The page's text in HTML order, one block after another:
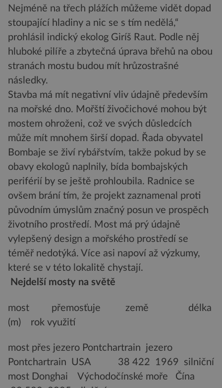
Nejméně na třech plážích můžeme vidět dopad
stoupající hladiny a nic se s tím nedělá,“
prohlásil indický ekolog Giríš Raut. Podle něj
hluboké pilíře a zbytečná úprava břehů na obou
stranách mostu budou mít hrůzostrašné
následky.
Stavba má mít negativní vliv údajně především
na mořské dno. Mořští živočichové mohou být
mostem ohroženi, což ve svých důsledcích
může mít mnohem širší dopad. Řada obyvatel
Bombaje se živí rybářstvím, takže pokud by se
obavy ekologů naplnily, bída bombajských
periférií by se ještě prohloubila. Radnice se
ovšem brání tím, že projekt zaznamenal proti
původním úmyslům značný posun ve prospěch
životního prostředí. Most má prý údajně
vylepšený design a mořského prostředí se
téměř nedotýká. Více asi napoví až výzkumy,
které se v této lokalitě chystají.
Nejdelší mosty na světě
most přemosťuje země délka
(m) rok využití
most přes jezero Pontchartrain jezero
Pontchartrain USA 38 422 1969 silniční
most Donghai Východočínské moře Čína